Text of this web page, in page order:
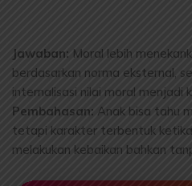
Jawaban: Moral lebih
berdasarkan norma eksternal,
internalisasi nilai moral menjadi
Pembahasan: Anak bisa tahu
tetapi karakter terbentuk
melakukan kebaikan bahkan